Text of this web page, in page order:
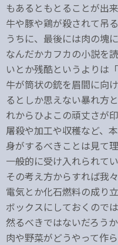
もあるともとることが出来
牛や豚や鶏が殺されて吊
うちに、最後には肉の塊
なんだかカフカの小説を
いとか残酷というよりは
牛が筒状の銃を眉間に向
るとしか思えない暴れ方
れからひよこの頑丈さが
屠殺や加工や収穫など、
身がするべきことは見て
一般的に受け入れられて
その考え方からすれば我
電気とか化石燃料の成り
ボックスにしておくので
然るべきではないだろうか
肉や野菜がどうやって作